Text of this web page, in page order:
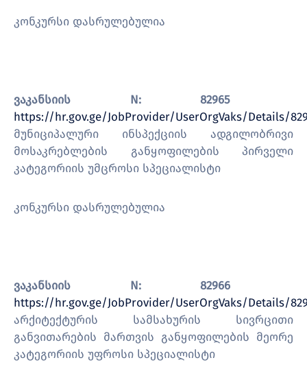
კონკურსი დასრულებულია
ვაკანსიის N:82965
https://hr.gov.ge/JobProvider/UserOrgVaks/Details/
მუნიციპალური ინსპექციის ადგილობრივი
მოსაკრებლების განყოფილების პირველი
კატეგორიის უმცროსი სპეციალისტი
კონკურსი დასრულებულია
ვაკანსიის N: 82966
https://hr.gov.ge/JobProvider/UserOrgVaks/Details/
არქიტექტურის სამსახურის სივრცითი
განვითარების მართვის განყოფილების მეორე
კატეგორიის უფროსი სპეციალისტი